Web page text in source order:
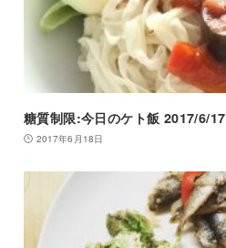
糖質制限:今日のケト飯 2017/6/17
2017年6月18日